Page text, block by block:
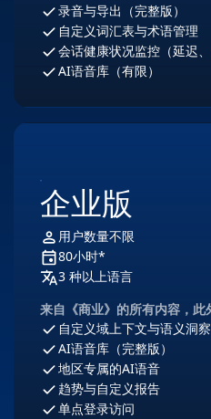
录音与导出（完整版）
自定义词汇表与术语管理
会话健康状况监控（延迟
AI语音库（有限）
企业版
用户数量不限
80小时*
3 种以上语言
来自《商业》的所有内容，此
自定义域上下文与语义洞察​
AI语音库（完整版）
地区专属的AI语音
趋势与自定义报告
单点登录访问